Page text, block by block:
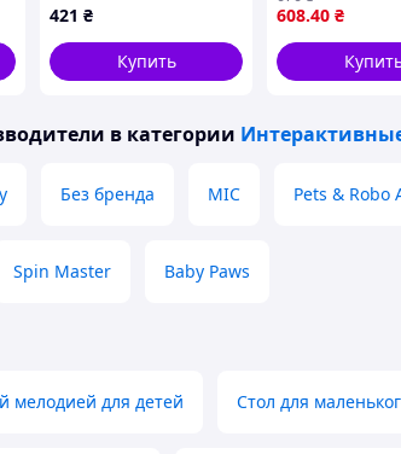
17601B1A6
421 ₴
Купить
мелодии,
инерция, в
608.40 ₴
в категории
Без бренда MIC Pets & Robo
Spin Master Baby Paws
мелодией для детей Стол для